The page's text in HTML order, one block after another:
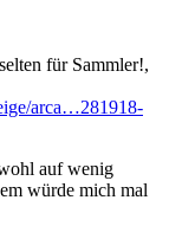
für Sammler!,
arca…281918-
auf wenig
würde mich mal